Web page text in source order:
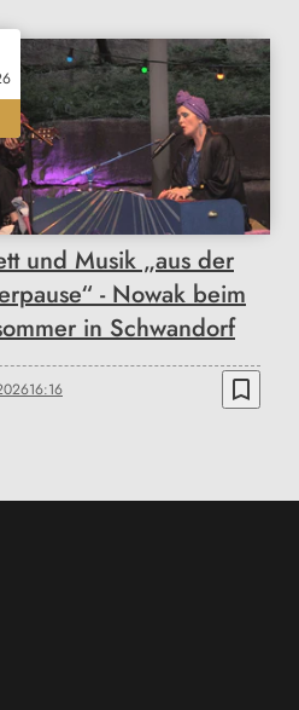
und Musik „aus der
- Nowak beim
in Schwandorf
16:16 bookmark_border